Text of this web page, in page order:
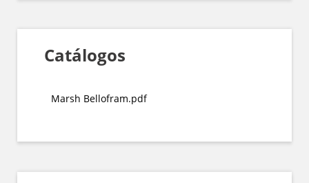
Catálogos
Marsh Bellofram.pdf